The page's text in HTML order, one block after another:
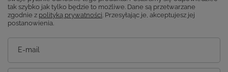
tak szybko jak tylko będzie to możliwe. Dane są przetwarzane
zgodnie z polityką prywatności. Przesyłając je, akceptujesz jej
postanowienia.
E-mail